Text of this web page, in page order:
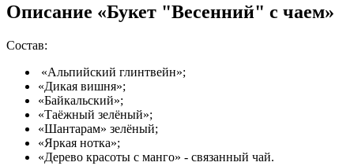
Описание «Букет "Весенний" с чаем»
Состав:
«Альпийский глинтвейн»;
«Дикая вишня»;
«Байкальский»;
«Таёжный зелёный»;
«Шантарам» зелёный;
«Яркая нотка»;
«Дерево красоты с манго» - связанный чай.